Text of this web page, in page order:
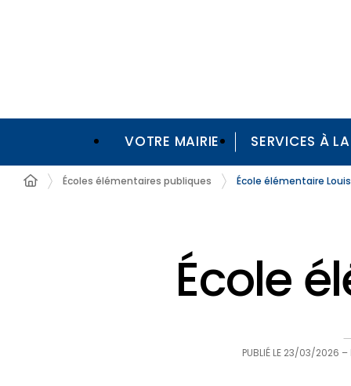
VOTRE MAIRIE SERVICES À
Écoles élémentaires publiques École élémentaire
École
PUBLIÉ LE 23/03/2026 –